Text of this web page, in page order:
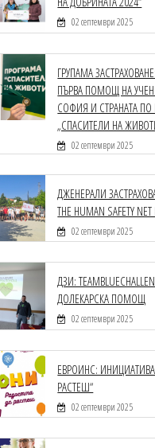
02 септември 2025
ГРУПАМА
ПЪРВА ПОМОЩ НА
СОФИЯ И СТРАНАТА
„СПАСИТЕЛИ НА
02 септември 2025
ДЖЕНЕРАЛИ
THE HUMAN SAFETY
02 септември 2025
ДЗИ:
ДОЛЕКАРСКА ПОМОЩ
02 септември 2025
ЕВРОИНС:
РАСТЕШ“
02 септември 2025